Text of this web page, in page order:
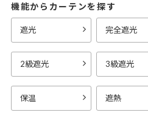
機能からカーテンを探す
遮光 完全遮光
2級遮光 3級遮光
保温 遮熱